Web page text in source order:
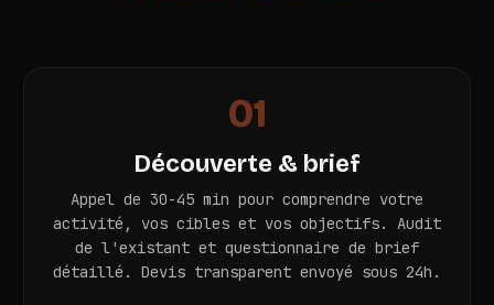
01
Découverte & brief
Appel de 30-45 min pour comprendre votre
activité, vos cibles et vos objectifs. Audit
de l'existant et questionnaire de brief
détaillé. Devis transparent envoyé sous 24h.